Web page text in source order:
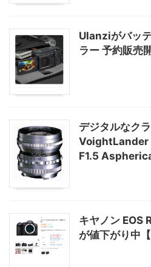
Ulanziがバッ
ラー 予約販売
デジタルなク
VoightLander
F1.5
キヤノン EOS
が値下がり中【